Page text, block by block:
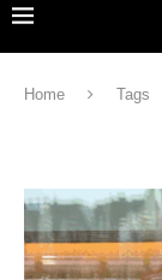
Home Tags